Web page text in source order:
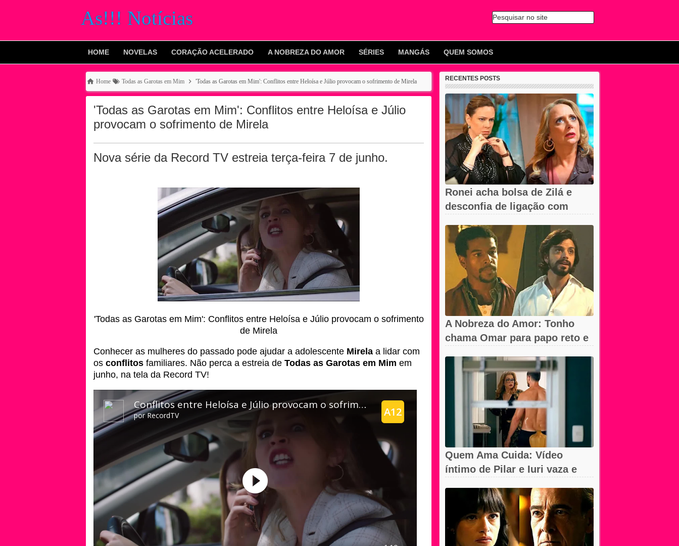
As!!! Notícias Pesquisar no site
HOME NOVELAS CORAÇÃO ACELERADO A NOBREZA DO AMOR SÉRIES MANGÁS QUEM SOMOS
Home Todas as Garotas em Mim 'Todas as Garotas em Mim': Conflitos entre Heloísa e Júlio provocam o sofrimento de Mirela
'Todas as Garotas em Mim': Conflitos entre Heloísa e Júlio
provocam o sofrimento de Mirela
Nova série da Record TV estreia terça-feira 7 de junho.
'Todas as Garotas em Mim': Conflitos entre Heloísa e Júlio provocam o sofrimento
de Mirela
Conhecer as mulheres do passado pode ajudar a adolescente Mirela a lidar com
os conflitos familiares. Não perca a estreia de Todas as Garotas em Mim em
junho, na tela da Record TV!
RECENTES POSTS
Ronei acha bolsa de Zilá e
desconfia de ligação com
A Nobreza do Amor: Tonho
chama Omar para papo reto e
Quem Ama Cuida: Vídeo
íntimo de Pilar e Iuri vaza e